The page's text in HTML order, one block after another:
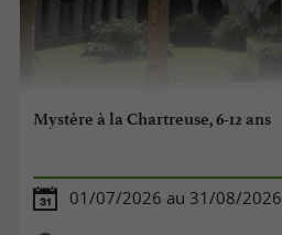
Mystère à la Chartreuse, 6-12 ans
01/07/2026 au 31/08/2026